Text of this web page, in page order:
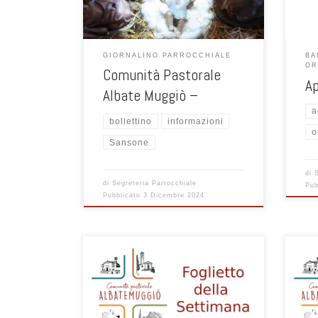
GIORNALINO PARROCCHIALE
Comunità Pastorale
Albate Muggiò –
bollettino informazioni
Sansone
diSegreteria Parrocchiale
Pubblicato3 Dicembre 2024
di